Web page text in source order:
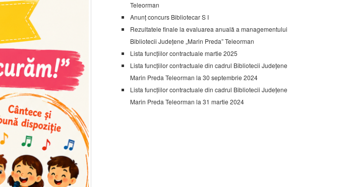
Teleorman
Anunț concurs Bibliotecar S I
Rezultatele finale la evaluarea anuală a managementului
Bibliotecii Județene „Marin Preda” Teleorman
Lista funcțiilor contractuale martie 2025
Lista funcțiilor contractuale din cadrul Bibliotecii Județene
Marin Preda Teleorman la 30 septembrie 2024
Lista funcțiilor contractuale din cadrul Bibliotecii Județene
Marin Preda Teleorman la 31 martie 2024